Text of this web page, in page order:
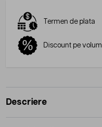
Termen de plata
Discount pe volum
Descriere